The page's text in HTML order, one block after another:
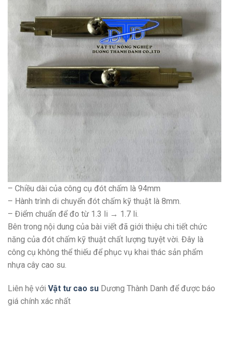
– Chiều dài của công cụ đót chấm là 94mm
– Hành trình di chuyển đót chấm kỹ thuật là 8mm.
– Điểm chuẩn để đo từ 1.3 li → 1.7 li.
Bên trong nội dung của bài viết đã giới thiệu chi tiết chức
năng của đót chấm kỹ thuật chất lượng tuyệt vời. Đây là
công cụ không thể thiếu để phục vụ khai thác sản phẩm
nhựa cây cao su.
Liên hệ với Vật tư cao su Dương Thành Danh để được báo
giá chính xác nhất